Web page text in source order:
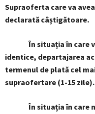
Supraoferta care va
declarată câștigătoare.
În situația în care
identice, departajarea
termenul de plată cel
supraofertare (1-15 zile).
În situația în care